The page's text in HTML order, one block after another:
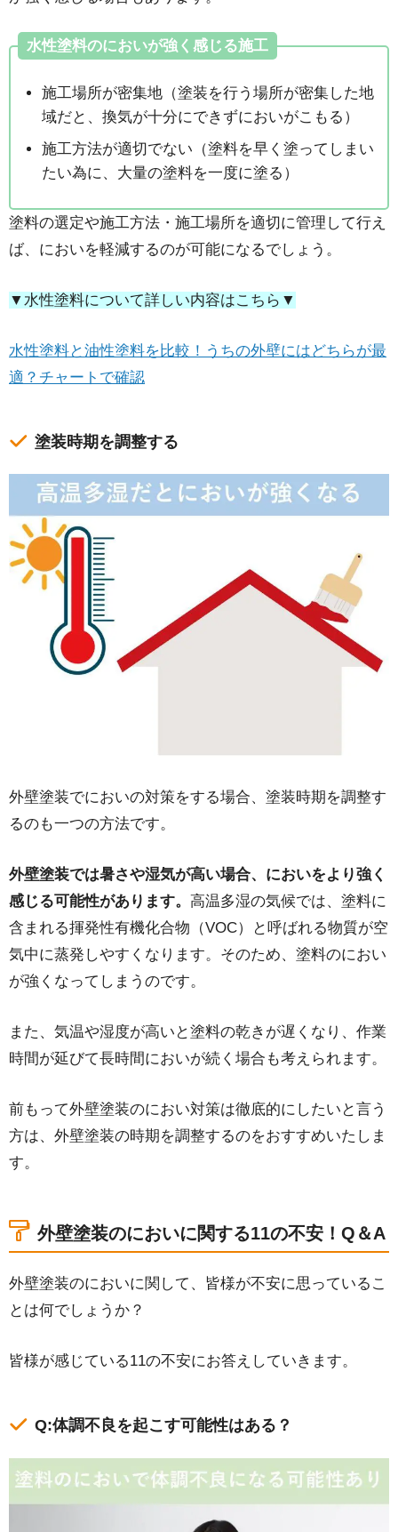
水性塗料のにおいが強く感じる施工
施工場所が密集地（塗装を行う場所が密集した地
域だと、換気が十分にできずにおいがこもる）
施工方法が適切でない（塗料を早く塗ってしまい
たい為に、大量の塗料を一度に塗る）
塗料の選定や施工方法・施工場所を適切に管理して行え
ば、においを軽減するのが可能になるでしょう。
▼水性塗料について詳しい内容はこちら▼
水性塗料と油性塗料を比較！うちの外壁にはどちらが最
適？チャートで確認
塗装時期を調整する
外壁塗装でにおいの対策をする場合、塗装時期を調整す
るのも一つの方法です。
外壁塗装では暑さや湿気が高い場合、においをより強く
感じる可能性があります。 高温多湿の気候では、塗料に
含まれる揮発性有機化合物（VOC）と呼ばれる物質が空
気中に蒸発しやすくなります。そのため、塗料のにおい
が強くなってしまうのです。
また、気温や湿度が高いと塗料の乾きが遅くなり、作業
時間が延びて長時間においが続く場合も考えられます。
前もって外壁塗装のにおい対策は徹底的にしたいと言う
方は、外壁塗装の時期を調整するのをおすすめいたしま
す。
外壁塗装のにおいに関する11の不安！Q＆A
外壁塗装のにおいに関して、皆様が不安に思っているこ
とは何でしょうか？
皆様が感じている11の不安にお答えしていきます。
Q:体調不良を起こす可能性はある？